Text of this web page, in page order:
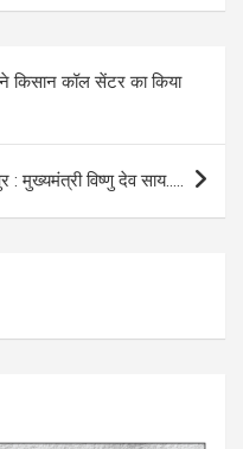
ail py
Li
n
k
ar
किसान कॉल सेंटर का किया
मुख्यमंत्री विष्णु देव साय…..